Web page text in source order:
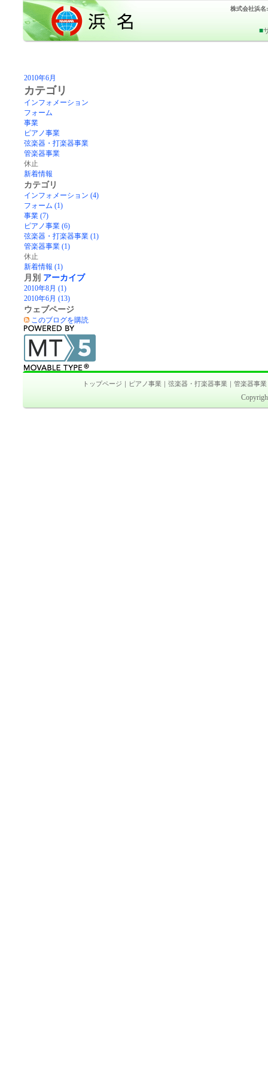
株式会社浜名
■
2010年6月
カテゴリ
インフォメーション
フォーム
事業
ピアノ事業
弦楽器・打楽器事業
管楽器事業
休止
新着情報
カテゴリ
インフォメーション (4)
フォーム (1)
事業 (7)
ピアノ事業 (6)
弦楽器・打楽器事業 (1)
管楽器事業 (1)
休止
新着情報 (1)
月別 アーカイブ
2010年8月 (1)
2010年6月 (13)
ウェブページ
このブログを購読
トップページ ｜ ピアノ事業｜ 弦楽器・打楽器事業｜ 管楽器事業